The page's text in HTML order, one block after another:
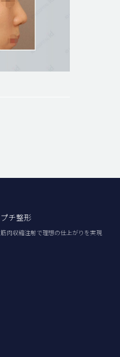
プチ整形
筋肉収縮注射で理想の仕上がりを実現